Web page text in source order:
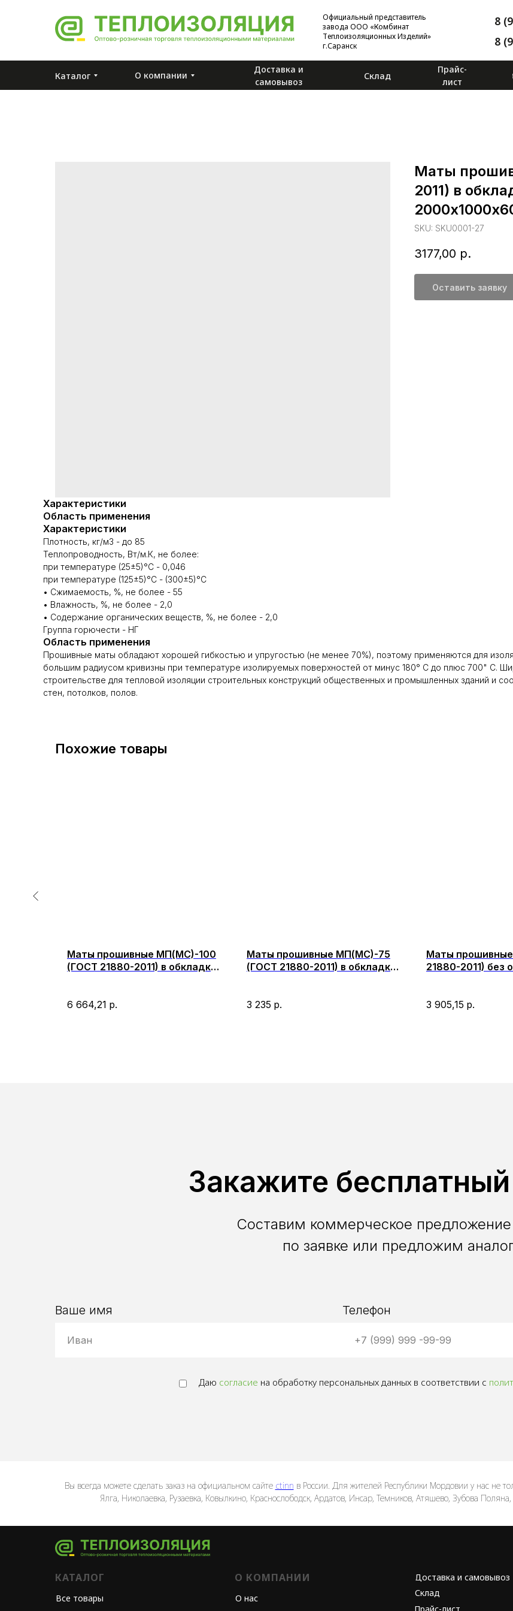
Официальный представитель
завода ООО «Комбинат
Теплоизоляционных Изделий»
г.Саранск
8
8
О компании
Доставка и
самовывоз
Каталог Склад
Прайс-
лист
Маты
2011) в
SKU: SKU0001-27
3177,00 р.
Оставить заявку
Характеристики
Область применения
Характеристики
Плотность, кг/м3 - до 85
Теплопроводность, Вт/м.К, не более:
при температуре (25±5)°С - 0,046
при температуре (125±5)°С - (300±5)°С
• Сжимаемость, %, не более - 55
• Влажность, %, не более - 2,0
• Содержание органических веществ, %, не более - 2,0
Группа горючести - НГ
Область применения
Прошивные маты обладают хорошей гибкостью и упругостью (не менее 70%), поэтому применяются для
большим радиусом кривизны при температуре изолируемых поверхностей от минус 180° С до плюс 700" С.
строительстве для тепловой изоляции строительных конструкций общественных и промышленных зданий и
стен, потолков, полов.
Похожие товары
Маты прошивные МП(МС)-100
(ГОСТ 21880-2011) в обкладке
6 664,21 р.
Маты прошивные МП(МС)-75
(ГОСТ 21880-2011) в обкладке
3 235 р.
Маты
21880-2011) без
3 905,15 р.
Закажите
Составим коммерческое предложение
по заявке или предложим
Ваше имя Телефон
Даю согласие на обработку персональных данных в соответствии с
Вы всегда можете сделать заказ на официальном сайте ctinn в России. Для жителей Республики Мордовии у нас не
Ялга, Николаевка, Рузаевка, Ковылкино, Краснослободск, Ардатов, Инсар, Темников, Атяшево, Зубова
КАТАЛОГ
Все товары
О КОМПАНИИ
О нас
Доставка и самовывоз
Склад
Прайс-лист